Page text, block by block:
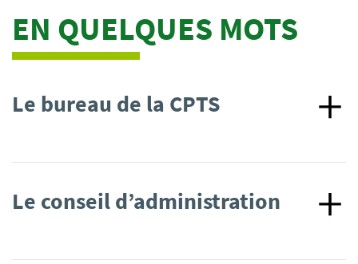
EN QUELQUES MOTS
Le bureau de la CPTS
Le conseil d’administration